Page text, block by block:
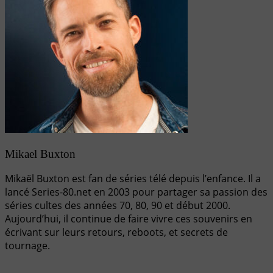
Mikael Buxton
Mikaël Buxton est fan de séries télé depuis l’enfance. Il a
lancé Series-80.net en 2003 pour partager sa passion des
séries cultes des années 70, 80, 90 et début 2000.
Aujourd’hui, il continue de faire vivre ces souvenirs en
écrivant sur leurs retours, reboots, et secrets de
tournage.